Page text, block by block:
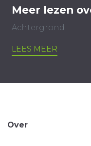
Meer lezen
Achtergrond
LEES MEER
Over